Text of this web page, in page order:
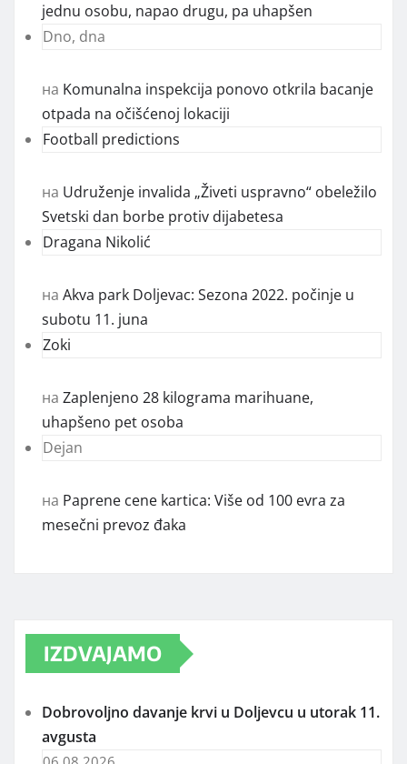
jednu osobu, napao drugu, pa uhapšen
Dno, dna
на Komunalna inspekcija ponovo otkrila bacanje
otpada na očišćenoj lokaciji
Football predictions
на Udruženje invalida „Živeti uspravno“ obeležilo
Svetski dan borbe protiv dijabetesa
Dragana Nikolić
на Akva park Doljevac: Sezona 2022. počinje u
subotu 11. juna
Zoki
на Zaplenjeno 28 kilograma marihuane,
uhapšeno pet osoba
Dejan
на Paprene cene kartica: Više od 100 evra za
mesečni prevoz đaka
IZDVAJAMO
Dobrovoljno davanje krvi u Doljevcu u utorak 11.
avgusta